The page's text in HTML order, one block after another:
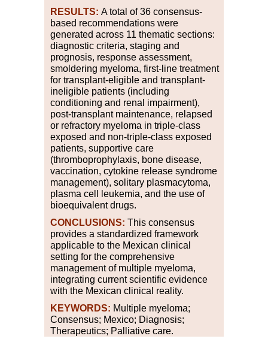
RESULTS: A total of 36 consensus-
based recommendations were
generated across 11 thematic sections:
diagnostic criteria, staging and
prognosis, response assessment,
smoldering myeloma, first-line treatment
for transplant-eligible and transplant-
ineligible patients (including
conditioning and renal impairment),
post-transplant maintenance, relapsed
or refractory myeloma in triple-class
exposed and non-triple-class exposed
patients, supportive care
(thromboprophylaxis, bone disease,
vaccination, cytokine release syndrome
management), solitary plasmacytoma,
plasma cell leukemia, and the use of
bioequivalent drugs.
CONCLUSIONS: This consensus
provides a standardized framework
applicable to the Mexican clinical
setting for the comprehensive
management of multiple myeloma,
integrating current scientific evidence
with the Mexican clinical reality.
KEYWORDS: Multiple myeloma;
Consensus; Mexico; Diagnosis;
Therapeutics; Palliative care.